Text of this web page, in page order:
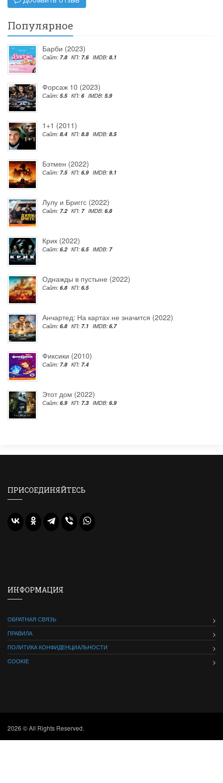
Популярное
Барби (2023)
Сайт: 7.8 КП: 7.6 IMDB: 8.1
Форсаж 10 (2023)
Сайт: 5.5 КП: 6 IMDB: 5.9
1+1 (2011)
Сайт: 8.4 КП: 8.8 IMDB: 8.5
Бэтмен (2022)
Сайт: 7.5 КП: 6.9 IMDB: 9.1
Лулу и Бриггс (2022)
Сайт: 7.2 КП: 7 IMDB: 6.8
Крик (2022)
Сайт: 6.2 КП: 6.5 IMDB: 7
Однажды в пустыне (2022)
Сайт: 6.8 КП: 6.5
Анчартед: На картах не значится (2022)
Сайт: 6.8 КП: 7.1 IMDB: 6.7
Фиксики (2010)
Сайт: 7.8 КП: 7.4
Этот дом (2022)
Сайт: 6.9 КП: 7.3 IMDB: 6.9
ПРИСОЕДИНЯЙТЕСЬ
ИНФОРМАЦИЯ
ОБРАТНАЯ СВЯЗЬ
ПРАВИЛА
ПОЛИТИКА КОНФИДЕНЦИАЛЬНОСТИ
COOKIE
2026 © All Rights Reserved.